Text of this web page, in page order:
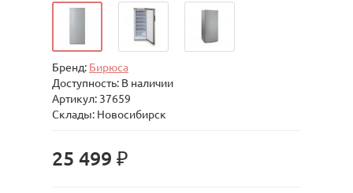
Бренд: Бирюса
Доступность: В наличии
Артикул: 37659
Склады: Новосибирск
25 499 ₽